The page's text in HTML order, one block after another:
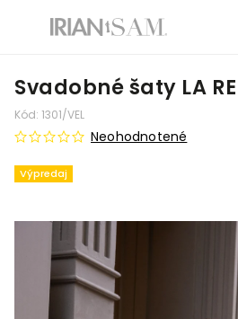
Svadobné šaty LA
Kód: 1301/VEL
Výpredaj
Neohodnotené